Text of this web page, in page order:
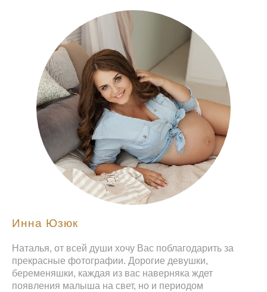
Инна Юзюк
Наталья, от всей души хочу Вас поблагодарить за
прекрасные фотографии. Дорогие девушки,
беременяшки, каждая из вас наверняка ждет
появления малыша на свет, но и периодом